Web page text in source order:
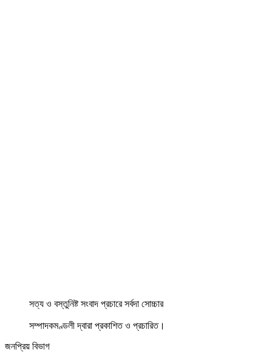
সত্য ও বস্তুনিষ্ট সংবাদ প্রচারে সর্বদা সোচ্চার
সম্পাদকমণ্ডলী দ্বারা প্রকাশিত ও প্রচারিত।
জনপ্রিয় বিভাগ